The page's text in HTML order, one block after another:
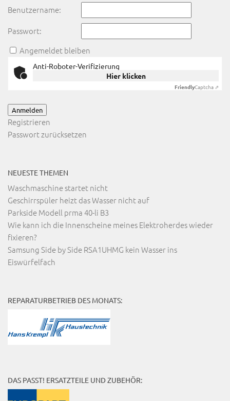
Benutzername:
Passwort:
Angemeldet bleiben
Anti-Roboter-Verifizierung
Hier klicken
FriendlyCaptcha ⇗
Anmelden
Registrieren
Passwort zurücksetzen
NEUESTE THEMEN
Waschmaschine startet nicht
Geschirrspüler heizt das Wasser nicht auf
Parkside Modell prma 40-li B3
Wie kann ich die Innenscheine meines Elektroherdes wieder
fixieren?
Samsung Side by Side RSA1UHMG kein Wasser ins
Eiswürfelfach
REPARATURBETRIEB DES MONATS:
DAS PASST! ERSATZTEILE UND ZUBEHÖR: